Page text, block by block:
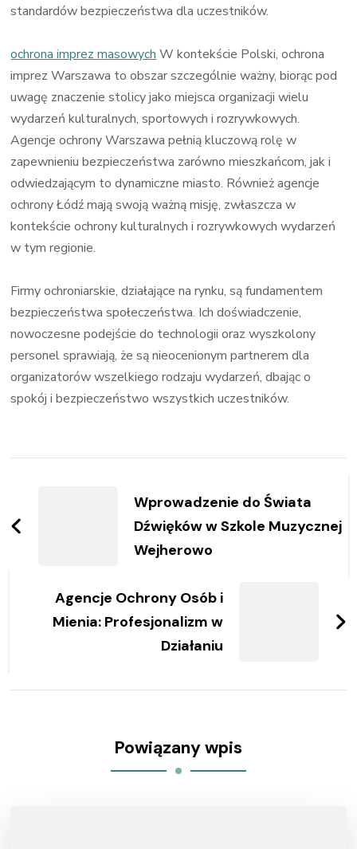
standardów bezpieczeństwa dla uczestników.
ochrona imprez masowych W kontekście Polski, ochrona
imprez Warszawa to obszar szczególnie ważny, biorąc pod
uwagę znaczenie stolicy jako miejsca organizacji wielu
wydarzeń kulturalnych, sportowych i rozrywkowych.
Agencje ochrony Warszawa pełnią kluczową rolę w
zapewnieniu bezpieczeństwa zarówno mieszkańcom, jak i
odwiedzającym to dynamiczne miasto. Również agencje
ochrony Łódź mają swoją ważną misję, zwłaszcza w
kontekście ochrony kulturalnych i rozrywkowych wydarzeń
w tym regionie.
Firmy ochroniarskie, działające na rynku, są fundamentem
bezpieczeństwa społeczeństwa. Ich doświadczenie,
nowoczesne podejście do technologii oraz wyszkolony
personel sprawiają, że są nieocenionym partnerem dla
organizatorów wszelkiego rodzaju wydarzeń, dbając o
spokój i bezpieczeństwo wszystkich uczestników.
Wprowadzenie do Świata
Dźwięków w Szkole Muzycznej
Wejherowo
Agencje Ochrony Osób i
Mienia: Profesjonalizm w
Działaniu
Powiązany wpis